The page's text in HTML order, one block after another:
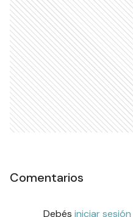
Comentarios
Debés iniciar sesión